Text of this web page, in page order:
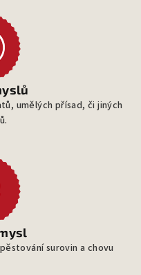
umělých přísad, či jiných
surovin a chovu